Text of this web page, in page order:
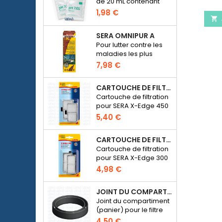
une solution d'un pH de
7.01 pour étalonner les
pH-mètres
électroniques
1,98 €
SERA OMNIPUR A
Pour lutter contre les
maladies les plus
courantes des
poissons d’ornement
d’eau douce.
7,98 €
CARTOUCHE DE FILTRATION BLANCHE POUR SERA X-EDGE 450 - 2 PIÈCES
Cartouche de filtration
pour SERA X-Edge 450
5,40 €
CARTOUCHE DE FILTRATION BLANCHE POUR SERA X-EDGE 300 - 2 PIÈCES
Cartouche de filtration
pour SERA X-Edge 300
4,98 €
JOINT DU COMPARTIMENT POUR MÉDIA DE FILTRATION - FILTRE SERA FIL BIOACTIVE 250 AU 400+UV ET UVC-XTREME 800 OU 1200
Joint du compartiment
(panier) pour le filtre
externe SERA Fil
